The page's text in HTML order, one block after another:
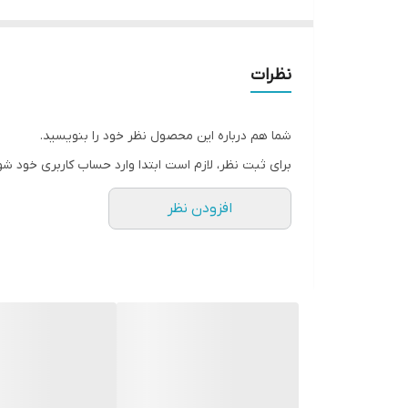
نظرات
شما هم درباره این محصول نظر خود را بنویسید.
برای ثبت نظر، لازم است ابتدا وارد حساب کاربری خود
افزودن نظر